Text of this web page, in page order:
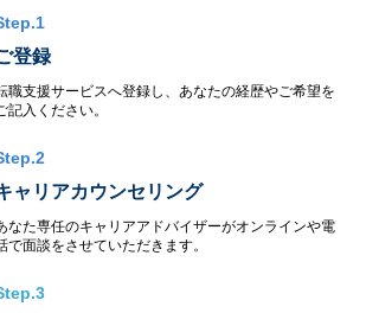
登録
職支援サービスへ登録し、あなたの経歴やご希望を
記入ください。
ャリアカウンセリング
なた専任のキャリアアドバイザーがオンラインや電
で面談をさせていただきます。